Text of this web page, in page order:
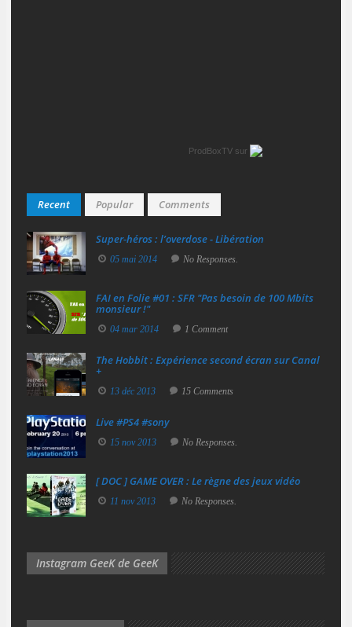
ProdBoxTV sur
Recent Popular Comments
Super‑héros : l’overdose - Libération
05 mai 2014 No Responses.
FAI en Folie #01 : SFR "Pas besoin de 100 Mbits
monsieur !"
04 mar 2014 1 Comment
The Hobbit : Expérience second écran sur Canal
+
13 déc 2013 15 Comments
Live #PS4 #sony
15 nov 2013 No Responses.
[ DOC ] GAME OVER : Le règne des jeux vidéo
11 nov 2013 No Responses.
Instagram GeeK de GeeK